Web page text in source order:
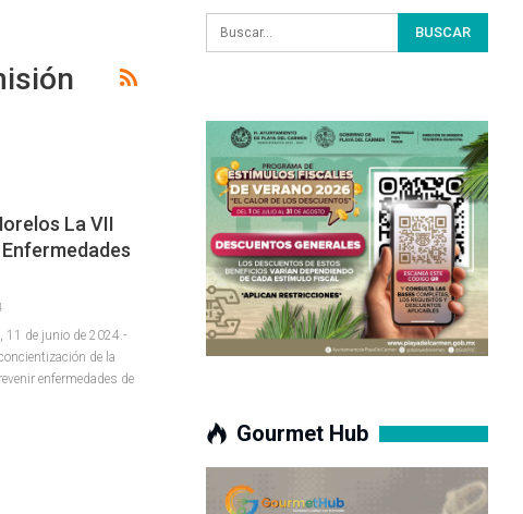
La VII
11 de junio de 2024.-
de la
enfermedades de
Gourmet Hub